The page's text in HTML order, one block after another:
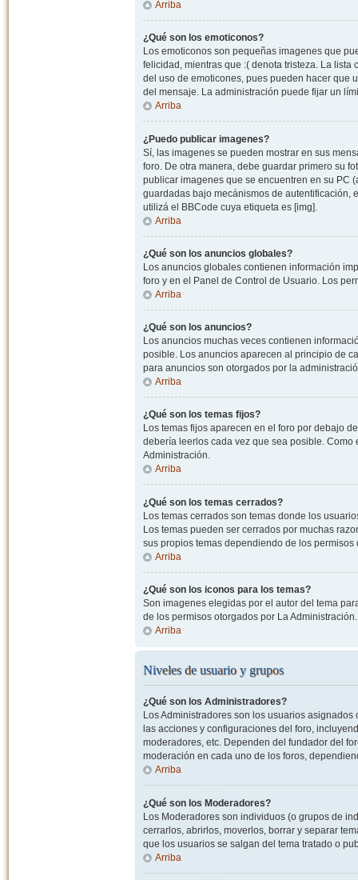
Arriba
¿Qué son los emoticonos?
Los emoticonos son pequeñas imagenes que
felicidad, mientras que :( denota tristeza. La
del uso de emoticones, pues pueden hacer que
del mensaje. La administración puede fijar un
Arriba
¿Puedo publicar imagenes?
Sí, las imagenes se pueden mostrar en sus
foro. De otra manera, debe guardar primero su
publicar imagenes que se encuentren en su PC
guardadas bajo mecánismos de autentificación,
utilizá el BBCode cuya etiqueta es [img].
Arriba
¿Qué son los anuncios globales?
Los anuncios globales contienen información
foro y en el Panel de Control de Usuario. Los
Arriba
¿Qué son los anuncios?
Los anuncios muchas veces contienen
posible. Los anuncios aparecen al principio de
para anuncios son otorgados por la
Arriba
¿Qué son los temas fijos?
Los temas fijos aparecen en el foro por debajo
debería leerlos cada vez que sea posible.
Administración.
Arriba
¿Qué son los temas cerrados?
Los temas cerrados son temas donde los
Los temas pueden ser cerrados por muchas
sus propios temas dependiendo de los
Arriba
¿Qué son los iconos para los temas?
Son imagenes elegidas por el autor del tema
de los permisos otorgados por La Administración.
Arriba
Niveles de usuario y grupos
¿Qué son los Administradores?
Los Administradores son los usuarios
las acciones y configuraciones del foro,
moderadores, etc. Dependen del fundador del
moderación en cada uno de los foros,
Arriba
¿Qué son los Moderadores?
Los Moderadores son individuos (o grupos de
cerrarlos, abrirlos, moverlos, borrar y separar
que los usuarios se salgan del tema tratado o
Arriba